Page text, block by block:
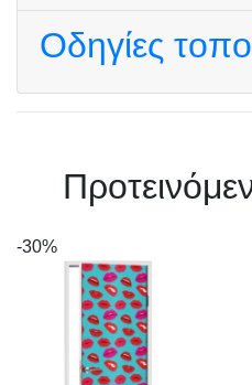
Οδηγίες
-30%